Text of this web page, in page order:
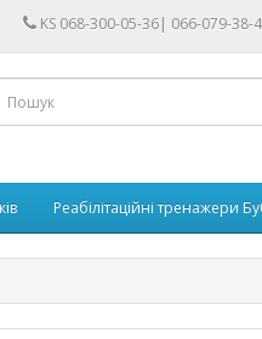
KS 068-300-05-36| 066-079-38-
Реабілітаційні тренажери